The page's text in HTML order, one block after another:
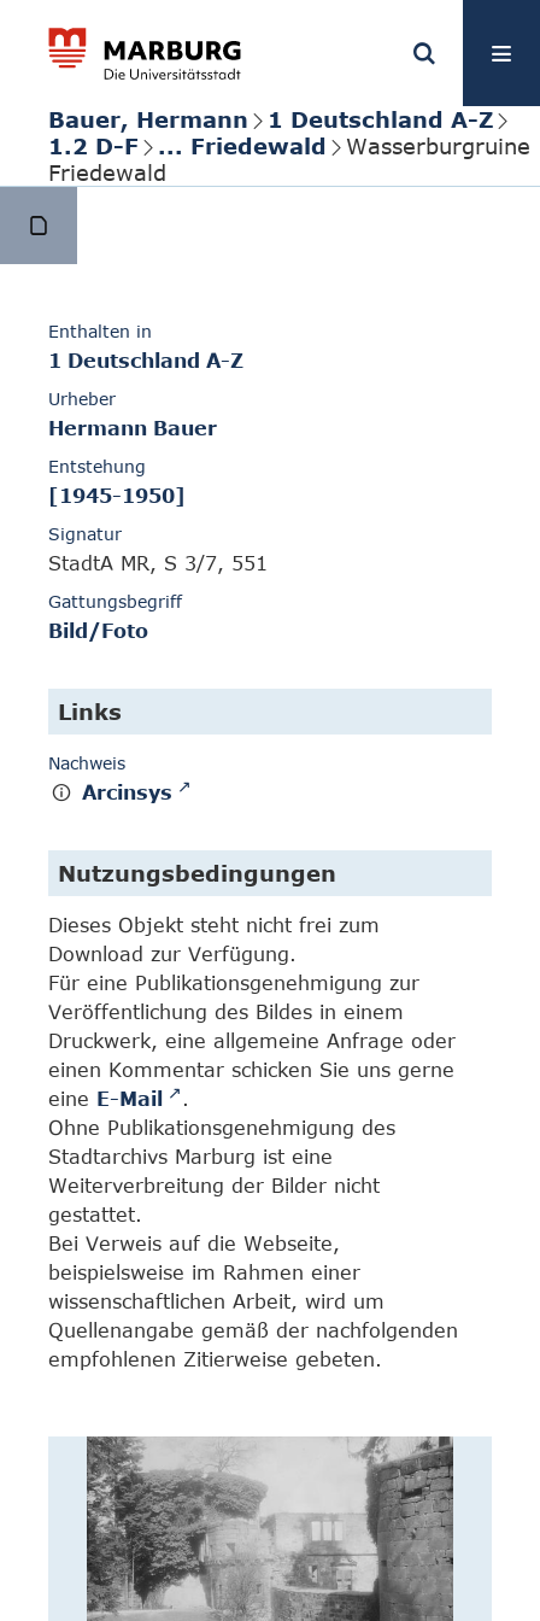
Bauer, Hermann
1 Deutschland A-Z
1.2 D-F
... Friedewald
Wasserburgruine
Friedewald
Enthalten in
1 Deutschland A-Z
Urheber
Hermann Bauer
Entstehung
[1945-1950]
Signatur
StadtA MR, S 3/7, 551
Gattungsbegriff
Bild/Foto
Links
Nachweis
Arcinsys
Nutzungsbedingungen
Dieses Objekt steht nicht frei zum
Download zur Verfügung.
Für eine Publikationsgenehmigung zur
Veröffentlichung des Bildes in einem
Druckwerk, eine allgemeine Anfrage oder
einen Kommentar schicken Sie uns gerne
eine E-Mail
.
Ohne Publikationsgenehmigung des
Stadtarchivs Marburg ist eine
Weiterverbreitung der Bilder nicht
gestattet.
Bei Verweis auf die Webseite,
beispielsweise im Rahmen einer
wissenschaftlichen Arbeit, wird um
Quellenangabe gemäß der nachfolgenden
empfohlenen Zitierweise gebeten.